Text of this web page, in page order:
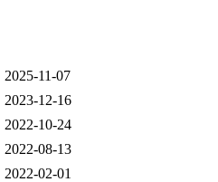
2025-11-07
2023-12-16
2022-10-24
2022-08-13
2022-02-01